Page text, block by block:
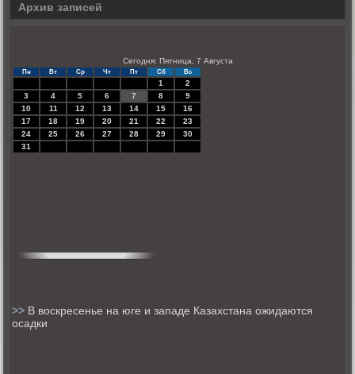
Архив записей
Сегодня: Пятница, 7 Августа
Пн Вт Ср Чт Пт Сб Вс
1
2
3
4 5 6 7 8
9
10
11 12 13 14 15
16
17
18 19 20 21 22
23
24
25 26 27 28 29
30
31
>> В воскресенье на юге и западе Казахстана ожидаются
осадки